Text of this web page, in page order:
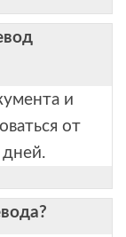
и
от
дней.